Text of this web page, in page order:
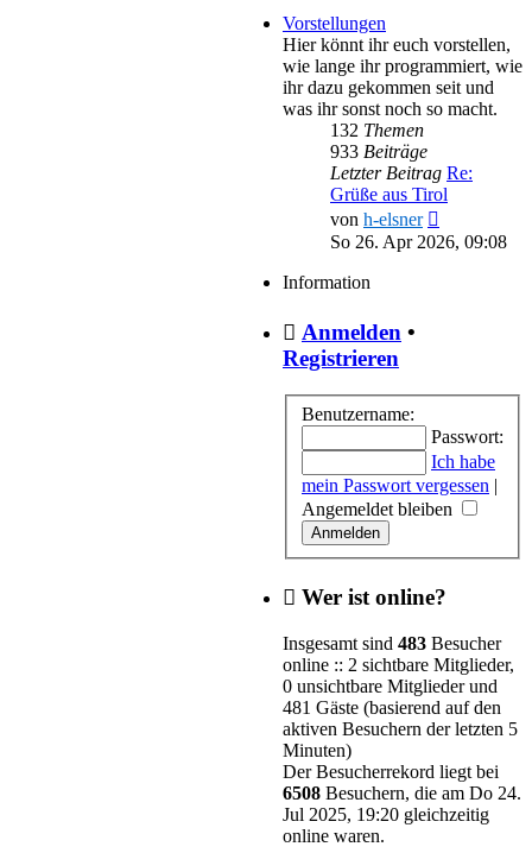
Vorstellungen
Hier könnt ihr euch vorstellen,
wie lange ihr programmiert, wie
ihr dazu gekommen seit und
was ihr sonst noch so macht.
132 Themen
933 Beiträge
Letzter Beitrag Re:
Grüße aus Tirol
von h-elsner
Beitrag
So 26. Apr 2026, 09:08
Information
Anmelden •
Registrieren
Benutzername:
Passwort:
Ich habe
mein Passwort vergessen |
Angemeldet bleiben
Wer ist online?
Insgesamt sind 483 Besucher
online :: 2 sichtbare Mitglieder,
0 unsichtbare Mitglieder und
481 Gäste (basierend auf den
aktiven Besuchern der letzten 5
Minuten)
Der Besucherrekord liegt bei
6508 Besuchern, die am Do 24.
Jul 2025, 19:20 gleichzeitig
online waren.